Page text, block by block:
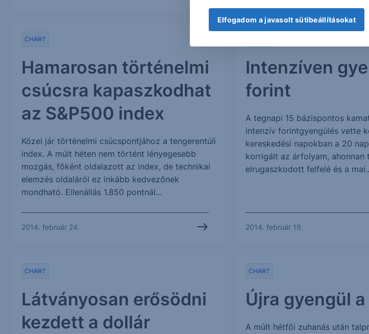
Hamarosan történelmi
csúcsra kapaszkodhat
az S&P500 index
CHART
Közel jár történelmi csúcspontjához a tengerentúli
index. A múlt héten nem történt lényegesebb
mozgás, főként oldalazott az index, de technikai
elemzés oldaláról ez inkább kedvezőnek
mondható. Ellenállás 1.850 pontnál...
2014. február 24.
Intenzíven
forint
A tegnapi 15 bázispontos
intenzív forintgyengülés vette
kereskedési napokban a 20
korrigált az árfolyam, ahonnan
elrugaszkodott felfelé és a
2014. február 19.
Látványosan erősödni
kezdett a dollár
CHART
Újra gyengül
CHART
A múlt hétfői zuhanás után
Elfogadom a javasolt sütibeállításokat